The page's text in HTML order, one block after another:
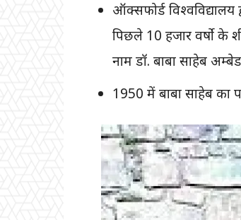
ऑक्सफोर्ड
पिछले 10 हजार वर्षो के
नाम डॉ. बाबा साहेब
1950 में बाबा साहेब का